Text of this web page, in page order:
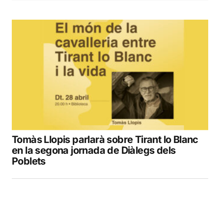
Tomàs Llopis parlarà sobre Tirant lo Blanc
en la segona jornada de Diàlegs dels
Poblets